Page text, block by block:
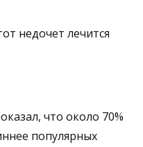
недочет лечится
что около 70%
популярных